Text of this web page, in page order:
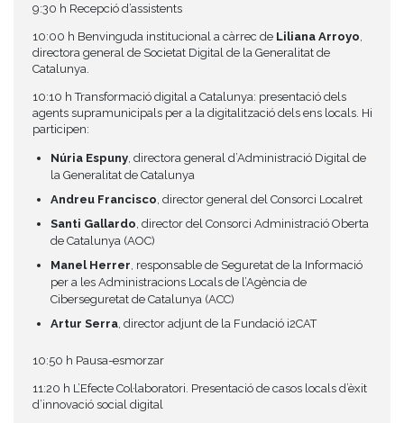
9:30 h Recepció d’assistents
10:00 h Benvinguda institucional a càrrec de Liliana Arroyo,
directora general de Societat Digital de la Generalitat de
Catalunya.
10:10 h Transformació digital a Catalunya: presentació dels
agents supramunicipals per a la digitalització dels ens locals. Hi
participen:
Núria Espuny, directora general d’Administració Digital de
la Generalitat de Catalunya
Andreu Francisco, director general del Consorci Localret
Santi Gallardo, director del Consorci Administració Oberta
de Catalunya (AOC)
Manel Herrer, responsable de Seguretat de la Informació
per a les Administracions Locals de l’Agència de
Ciberseguretat de Catalunya (ACC)
Artur Serra, director adjunt de la Fundació i2CAT
10:50 h Pausa-esmorzar
11:20 h L’Efecte Col·laboratori. Presentació de casos locals d’èxit
d’innovació social digital